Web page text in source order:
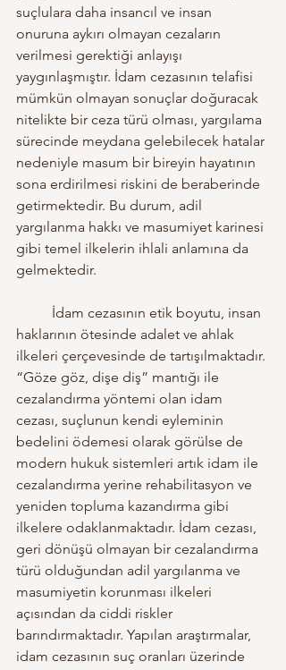
suçlulara daha insancıl ve insan
onuruna aykırı olmayan cezaların
verilmesi gerektiği anlayışı
yaygınlaşmıştır. İdam cezasının telafisi
mümkün olmayan sonuçlar doğuracak
nitelikte bir ceza türü olması, yargılama
sürecinde meydana gelebilecek hatalar
nedeniyle masum bir bireyin hayatının
sona erdirilmesi riskini de beraberinde
getirmektedir. Bu durum, adil
yargılanma hakkı ve masumiyet karinesi
gibi temel ilkelerin ihlali anlamına da
gelmektedir.
haklarının ötesinde adalet ve ahlak
ilkeleri çerçevesinde de tartışılmaktadır.
“Göze göz, dişe diş” mantığı ile
cezalandırma yöntemi olan idam
cezası, suçlunun kendi eyleminin
bedelini ödemesi olarak görülse de
modern hukuk sistemleri artık idam ile
cezalandırma yerine rehabilitasyon ve
yeniden topluma kazandırma gibi
ilkelere odaklanmaktadır. İdam cezası,
geri dönüşü olmayan bir cezalandırma
türü olduğundan adil yargılanma ve
masumiyetin korunması ilkeleri
açısından da ciddi riskler
barındırmaktadır. Yapılan araştırmalar,
idam cezasının suç oranları üzerinde